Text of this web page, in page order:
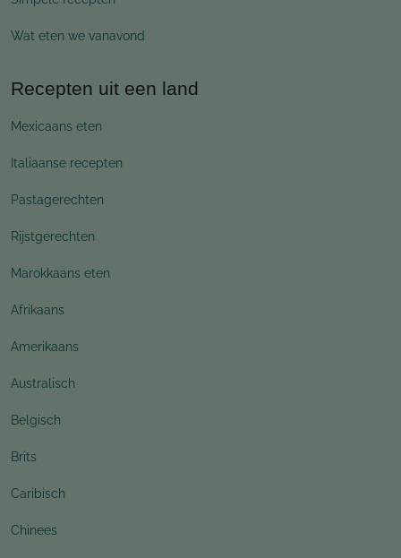
Wat eten we vanavond
Recepten uit een land
Mexicaans eten
Italiaanse recepten
Pastagerechten
Rijstgerechten
Marokkaans eten
Afrikaans
Amerikaans
Australisch
Belgisch
Brits
Caribisch
Chinees